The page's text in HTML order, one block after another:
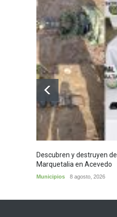
Descubren y destruyen
Marquetalia en Acevedo
Municipios 8 agosto, 2026